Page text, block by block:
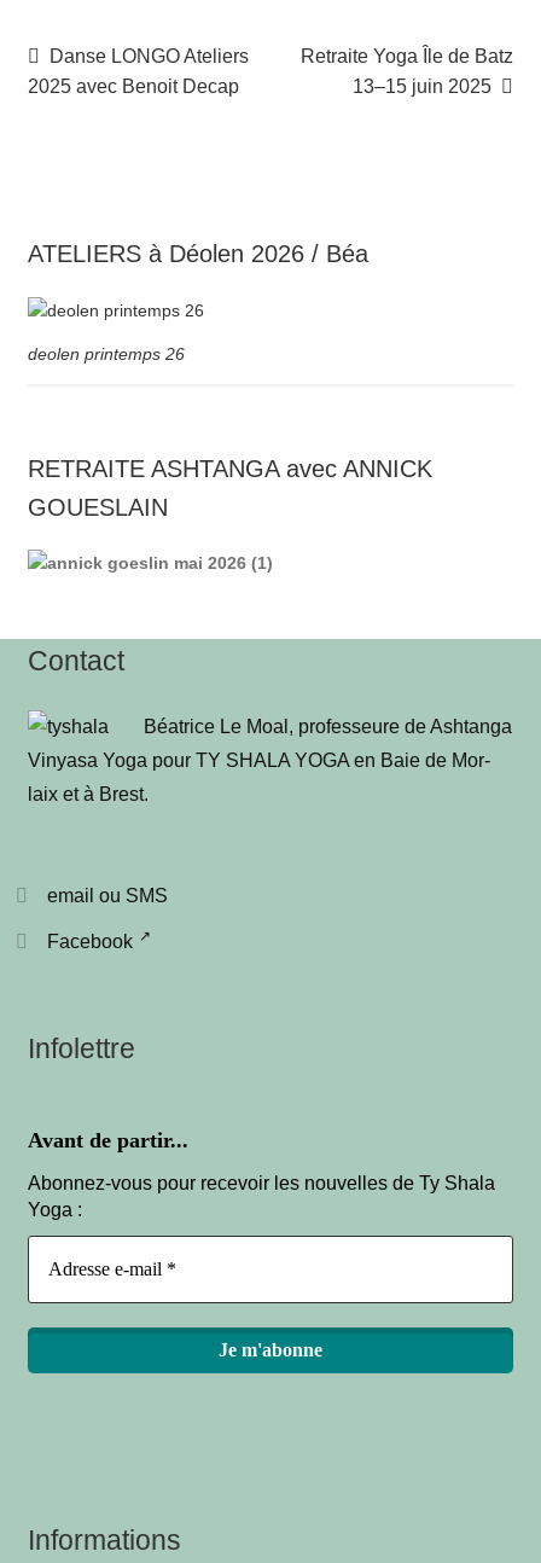
Navigation
Article
précédent :
Danse LONGO Ateliers
2025 avec Benoit Decap
Article
suivant :
Retraite Yoga Île de Batz
13–15 juin 2025
ATELIERS à Déolen 2026 / Béa
deolen printemps 26
RETRAITE ASHTANGA avec ANNICK
GOUESLAIN
Contact
Béa­trice Le Moal, pro­fes­seure de Ash­tan­ga
Vinya­sa Yoga pour TY SHALA YOGA en Baie de Mor­
laix et à Brest.
email ou SMS
Facebook
Infolettre
Avant de partir...
Abonnez-vous pour recevoir les nouvelles de Ty Shala
Yoga :
Informations